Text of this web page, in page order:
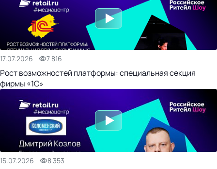
17.07.2026 7 816
Рост возможностей платформы: специальная секция
фирмы «1С»
15.07.2026 8 353